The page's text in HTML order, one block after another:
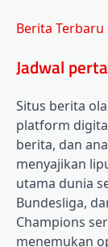
Berita Terbaru
Jadwal
Situs berita
platform
berita, dan
menyajikan
utama dunia
Bundesliga,
Champions
menemukan